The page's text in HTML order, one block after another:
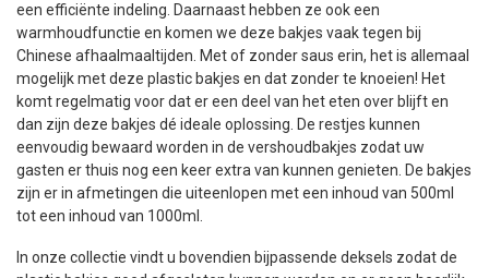
een efficiënte indeling. Daarnaast hebben ze ook een
warmhoudfunctie en komen we deze bakjes vaak tegen bij
Chinese afhaalmaaltijden. Met of zonder saus erin, het is allemaal
mogelijk met deze plastic bakjes en dat zonder te knoeien! Het
komt regelmatig voor dat er een deel van het eten over blijft en
dan zijn deze bakjes dé ideale oplossing. De restjes kunnen
eenvoudig bewaard worden in de vershoudbakjes zodat uw
gasten er thuis nog een keer extra van kunnen genieten. De bakjes
zijn er in afmetingen die uiteenlopen met een inhoud van 500ml
tot een inhoud van 1000ml.
In onze collectie vindt u bovendien bijpassende deksels zodat de